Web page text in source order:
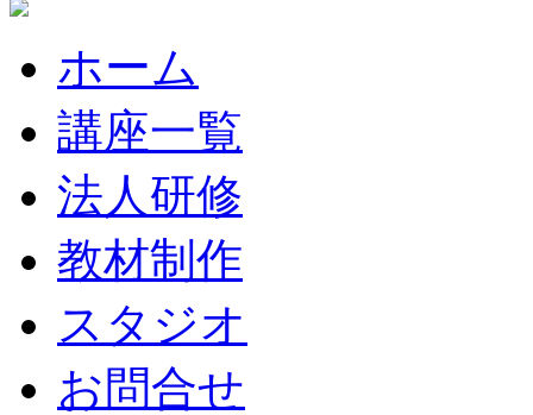
ホーム
講座一覧
法人研修
教材制作
スタジオ
お問合せ